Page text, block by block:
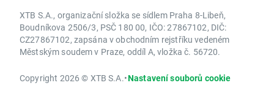
XTB S.A., organizační složka se sídlem Praha 8-Libeň,
Boudníkova 2506/3, PSČ 180 00, IČO: 27867102, DIČ:
CZ27867102, zapsána v obchodním rejstříku vedeném
Městským soudem v Praze, oddíl A, vložka č. 56720.
Copyright 2026 © XTB S.A.•Nastavení souborů cookie